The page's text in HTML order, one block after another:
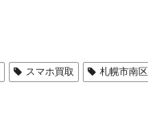
スマホ買取
札幌市南区